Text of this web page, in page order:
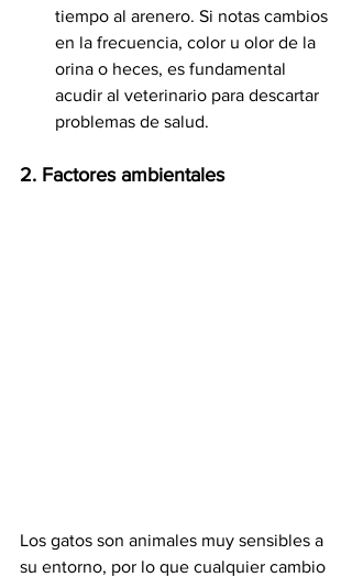
tiempo al arenero. Si notas cambios
en la frecuencia, color u olor de la
orina o heces, es fundamental
acudir al veterinario para descartar
problemas de salud.
2. Factores ambientales
Los gatos son animales muy sensibles a
su entorno, por lo que cualquier cambio